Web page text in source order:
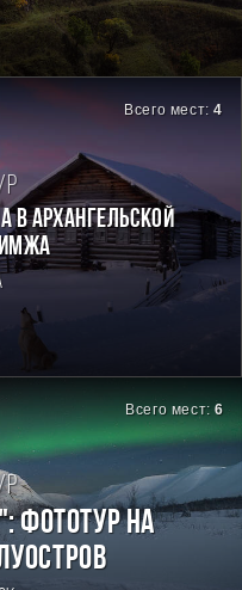
Всего мест:4
в Архангельской
Всего мест:6
фототур на